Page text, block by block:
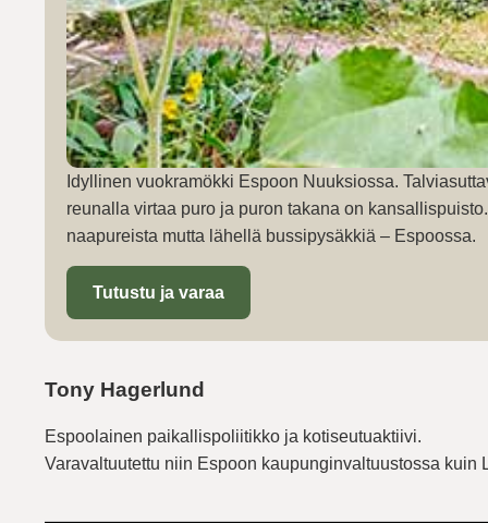
Idyllinen vuokramökki Espoon Nuuksiossa.
reunalla virtaa puro ja puron takana on
naapureista mutta lähellä bussipysäkkiä – Espoossa.
Tutustu ja varaa
Tony Hagerlund
Espoolainen paikallispoliitikko ja kotiseutuaktiivi.
Varavaltuutettu niin Espoon kaupunginvaltuustossa